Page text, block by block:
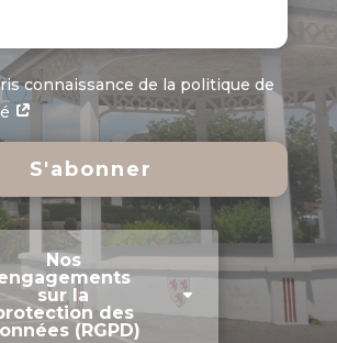
connaissance de la politique de
S'abonner
Nos
sur la
des
(RGPD)